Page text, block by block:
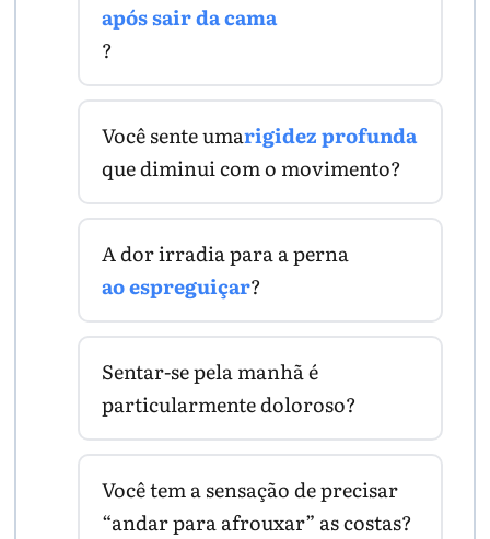
após sair da cama
?
Você sente umarigidez profunda
que diminui com o movimento?
A dor irradia para a perna
ao espreguiçar?
Sentar-se pela manhã é
particularmente doloroso?
Você tem a sensação de precisar
“andar para afrouxar” as costas?